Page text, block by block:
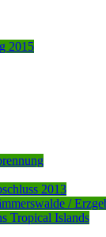
2015
2013
/
Tropical Islands